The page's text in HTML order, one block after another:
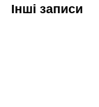
Інші записи